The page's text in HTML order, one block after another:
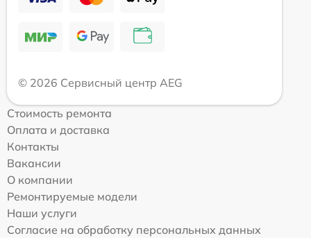
© 2026 Сервисный центр AEG
Стоимость ремонта
Оплата и доставка
Контакты
Вакансии
О компании
Ремонтируемые модели
Наши услуги
Согласие на обработку персональных данных